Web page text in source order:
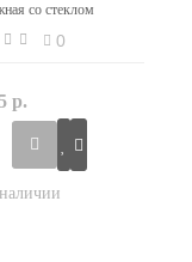
со стеклом
1 цвет беленый дуб
0
р.